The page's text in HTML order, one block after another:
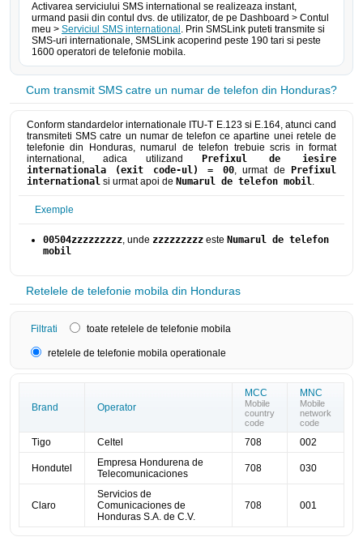
Activarea serviciului SMS international se realizeaza instant,
urmand pasii din contul dvs. de utilizator, de pe Dashboard > Contul
meu > Serviciul SMS international . Prin SMSLink puteti transmite si
SMS-uri internationale, SMSLink acoperind peste 190 tari si peste
1600 operatori de telefonie mobila.
Cum transmit SMS catre un numar de telefon din Honduras?
Conform standardelor internationale ITU-T E.123 si E.164, atunci cand
transmiteti SMS catre un numar de telefon ce apartine unei retele de
telefonie din Honduras, numarul de telefon trebuie scris in format
international, adica utilizand
Prefixul de iesire
internationala (exit code-ul) = 00, urmat de
Prefixul
international si urmat apoi de Numarul de telefon mobil.
Exemple
00504zzzzzzzzz, unde zzzzzzzzz este Numarul de telefon
mobil
Retelele de telefonie mobila din Honduras
Filtrati toate retelele de telefonie mobila
retelele de telefonie mobila operationale
Brand Operator
MCC
Mobile
country
code
MNC
Mobile
network
code
Tigo Celtel 708 002
Hondutel
Empresa Hondurena de
Telecomunicaciones
708 030
Claro
Servicios de
Comunicaciones de
Honduras S.A. de C.V.
708 001